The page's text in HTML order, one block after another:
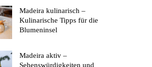
Madeira kulinarisch –
Kulinarische Tipps für die
Blumeninsel
Madeira aktiv –
Sehenswürdigkeiten und